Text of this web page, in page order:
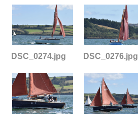
DSC_0274.jpg DSC_0276.jpg